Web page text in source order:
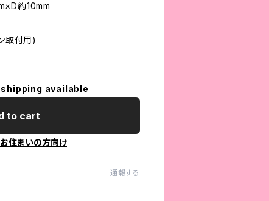
約10mm
取付用)
available
to cart
住まいの方向け
通報する